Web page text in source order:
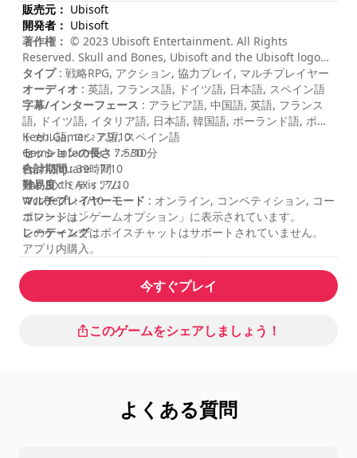
販売元： Ubisoft
開発者： Ubisoft
著作権： © 2023 Ubisoft Entertainment. All Rights
Reserved. Skull and Bones, Ubisoft and the Ubisoft logo
are registered or unregistered trademarks of Ubisoft
Entertainment in the U.S. and/or other countries.
タイプ: 戦略RPG, アクション, 協力プレイ, マルチプレイヤー
オーディオ : 英語, フランス語, ドイツ語, 日本語, スペイン語
字幕/インターフェース : アラビア語, 中国語, 英語, フランス
語, ドイツ語, イタリア語, 日本語, 韓国語, ポーランド語, ポル
トガル語, ロシア語, スペイン語
セッションの長さ : > 30 分
合計期間: 39時間
難易度: ミディアム
マルチプレイヤーモード : オンライン, コンペティション, コー
ポレーション
レーティング:
Keen Gamer : 7.9/10
Game Informer : 7.5/10
Push Square : 7/10
The Sixth Axis : 7/10
Wccftech : 7/10
コマンドは「ゲームオプション」に表示されています。
このゲームではボイスチャットはサポートされていません。
アプリ内購入。
今すぐプレイ
このゲームをシェアしましょう！
よくある質問